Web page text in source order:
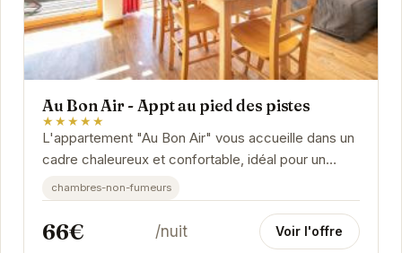
Au Bon Air - Appt au pied des pistes
★★★★★
L'appartement "Au Bon Air" vous accueille dans un
cadre chaleureux et confortable, idéal pour un
séjour à la montagne. Situé au pied des pistes...
chambres-non-fumeurs
66€ /nuit Voir l'offre